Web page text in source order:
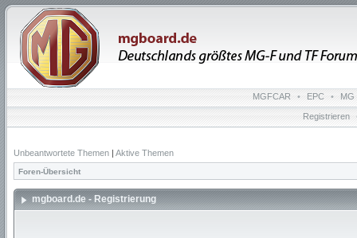
MGFCAR • EPC • MG
Registrieren
Unbeantwortete Themen | Aktive Themen
Foren-Übersicht
mgboard.de - Registrierung